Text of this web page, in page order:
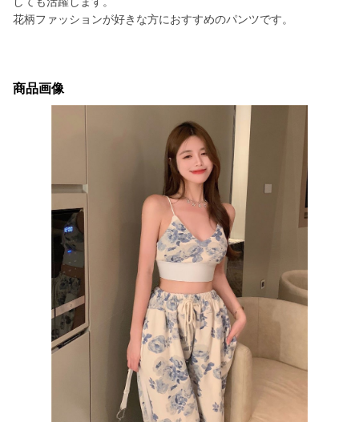
花柄ファッションが好きな方におすすめのパンツです。
商品画像